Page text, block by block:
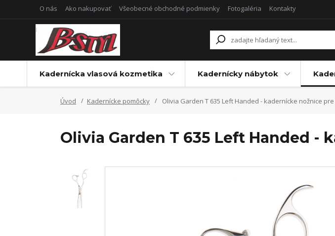
O nás Ako nakupovať Všeobecné obchodné podmienky Fotogaléria Kontakty
Kadernícka vlasová kozmetika Kadernícky nábytok
Úvod Kadernícke pomôcky Olivia Garden T 635 Left Handed - kadernícke nožnice
Olivia Garden T 635 Left Handed -